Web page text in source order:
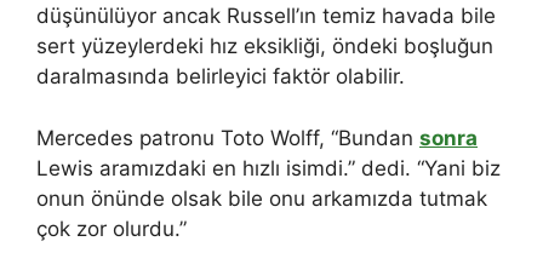
düşünülüyor ancak Russell’ın temiz havada bile
sert yüzeylerdeki hız eksikliği, öndeki boşluğun
daralmasında belirleyici faktör olabilir.
Mercedes patronu Toto Wolff, “Bundan sonra
Lewis aramızdaki en hızlı isimdi.” dedi. “Yani biz
onun önünde olsak bile onu arkamızda tutmak
çok zor olurdu.”